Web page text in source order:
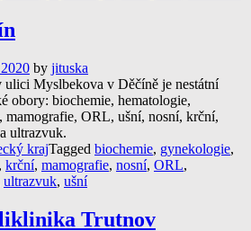
by jituska
Myslbekova v Děčíně je nestátní
obory: biochemie, hematologie,
mamografie, ORL, ušní, nosní, krční,
ultrazvuk.
krajTagged biochemie, gynekologie,
, krční, mamografie, nosní, ORL,
ultrazvuk, ušní
Trutnov